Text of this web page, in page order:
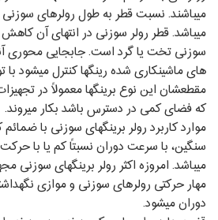
می‏باشد. قطر رولر سوزنی در انتهای آن کاهش
سوزنی تخت یا گرد است. جابجایی محوری
های ماشین‏کاری شده رینگ‏ها کنترل می‏شود
مقطع‏شان این نوع برینگ‏ها معمولاً در
که فضای کمی در دسترس باشد بکار می‏روند.
موارد کاربرد رولر برینگ‏های سوزنی با
سنگین، با سرعت دوران نسبتاً کم یا با
می‏باشد. امروزه اکثر رولر برینگ‏های سوزنی
مهار حرکتی رولرهای سوزنی و موازی
دوران می‏شود.